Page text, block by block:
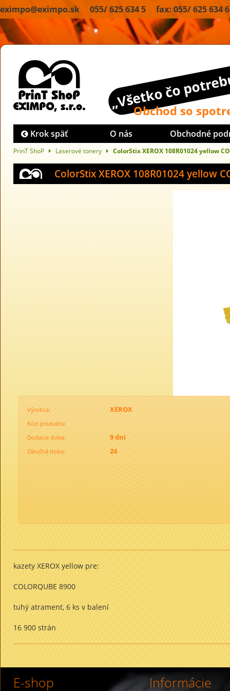
eximpo@eximpo.sk 055/ 625 634 5 fax: 055/ 625 634 6
„Všetko čo
Obchod so
Krok späť O nás Obchodné
PrinT ShoP Laserové tonery ColorStix XEROX 108R01024 yellow
ColorStix XEROX 108R01024 yellow
Výrobca: XEROX
Kód produktu:
Dodacia doba:
9 dni
Záručná doba: 24
kazety XEROX yellow pre:
COLORQUBE 8900
tuhý atrament, 6 ks v balení
16 900 strán
E-shop Informácie